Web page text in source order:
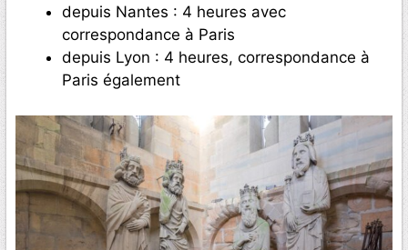
depuis Nantes : 4 heures avec
correspondance à Paris
depuis Lyon : 4 heures, correspondance à
Paris également